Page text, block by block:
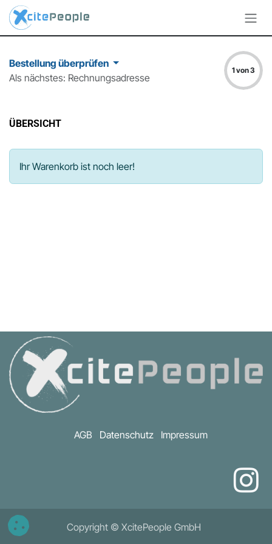
Zum Inhalt springen
Bestellung überprüfen
Als nächstes: Rechnungsadresse
1 von 3
ÜBERSICHT
Ihr Warenkorb ist noch leer!
AGB Datenschutz Impressum
Copyright © XcitePeople GmbH